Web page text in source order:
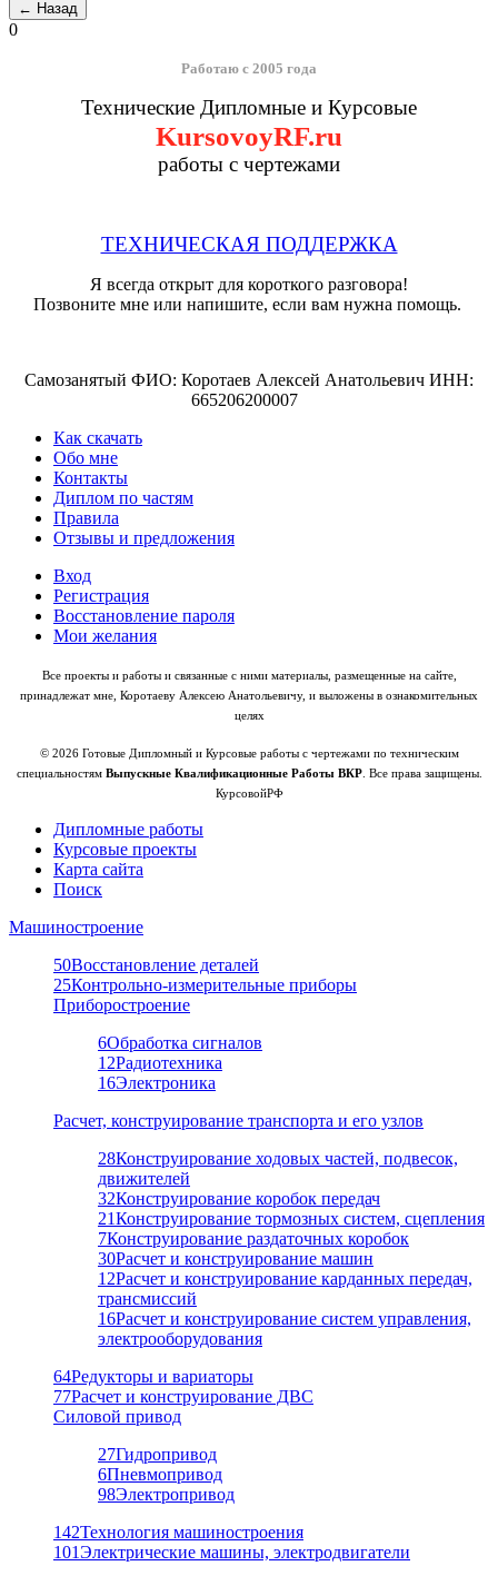
0
Работаю с 2005 года
Технические Дипломные и Курсовые
KursovoyRF.ru
работы с чертежами
ТЕХНИЧЕСКАЯ ПОДДЕРЖКА
Я всегда открыт для короткого разговора!
Позвоните мне или напишите, если вам нужна помощь.
Самозанятый ФИО: Коротаев Алексей Анатольевич ИНН:
665206200007
Как скачать
Обо мне
Контакты
Диплом по частям
Правила
Отзывы и предложения
Вход
Регистрация
Восстановление пароля
Мои желания
Все проекты и работы и связанные с ними материалы, размещенные на сайте,
принадлежат мне, Коротаеву Алексею Анатольевичу, и выложены в ознакомительных
целях
© 2026 Готовые Дипломный и Курсовые работы с чертежами по техническим
специальностям Выпускные Квалификационные Работы ВКР. Все права защищены.
КурсовойРФ
Дипломные работы
Курсовые проекты
Карта сайта
Поиск
Машиностроение
50Восстановление деталей
25Контрольно-измерительные приборы
Приборостроение
6Обработка сигналов
12Радиотехника
16Электроника
Расчет, конструирование транспорта и его узлов
28Конструирование ходовых частей, подвесок,
движителей
32Конструирование коробок передач
21Конструирование тормозных систем, сцепления
7Конструирование раздаточных коробок
30Расчет и конструирование машин
12Расчет и конструирование карданных передач,
трансмиссий
16Расчет и конструирование систем управления,
электрооборудования
64Редукторы и вариаторы
77Расчет и конструирование ДВС
Силовой привод
27Гидропривод
6Пневмопривод
98Электропривод
142Технология машиностроения
101Электрические машины, электродвигатели